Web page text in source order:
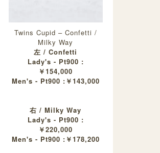
Twins Cupid – Confetti /
Milky Way
左 / Confetti
Lady's - Pt900 :
￥154,000
Men's - Pt900 :￥143,000
右 / Milky Way
Lady's - Pt900 :
￥220,000
Men's - Pt900 :￥178,200